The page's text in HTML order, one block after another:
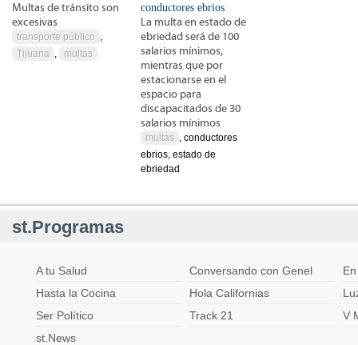
Multas de tránsito son
excesivas
transporte público ,
Tijuana , multas
conductores ebrios
La multa en estado de
ebriedad será de 100
salarios mínimos,
mientras que por
estacionarse en el
espacio para
discapacitados de 30
salarios mínimos
multas , conductores
ebrios, estado de
ebriedad
st.Programas
A tu Salud Conversando con Genel
Hasta la Cocina
Hola Californias
Ser Político
Track 21
V
st.News